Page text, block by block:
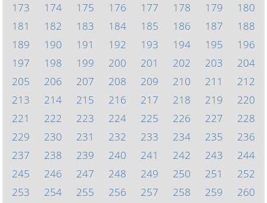
173
174 175 176 177 178 179
180
181
182 183 184 185 186 187
188
189
190 191 192 193 194 195
196
197
198 199 200 201 202 203
204
205
206 207 208 209 210 211
212
213
214 215 216 217 218 219
220
221
222 223 224 225 226 227
228
229
230 231 232 233 234 235
236
237
238 239 240 241 242 243
244
245
246 247 248 249 250 251
252
253
254 255 256 257 258 259
260